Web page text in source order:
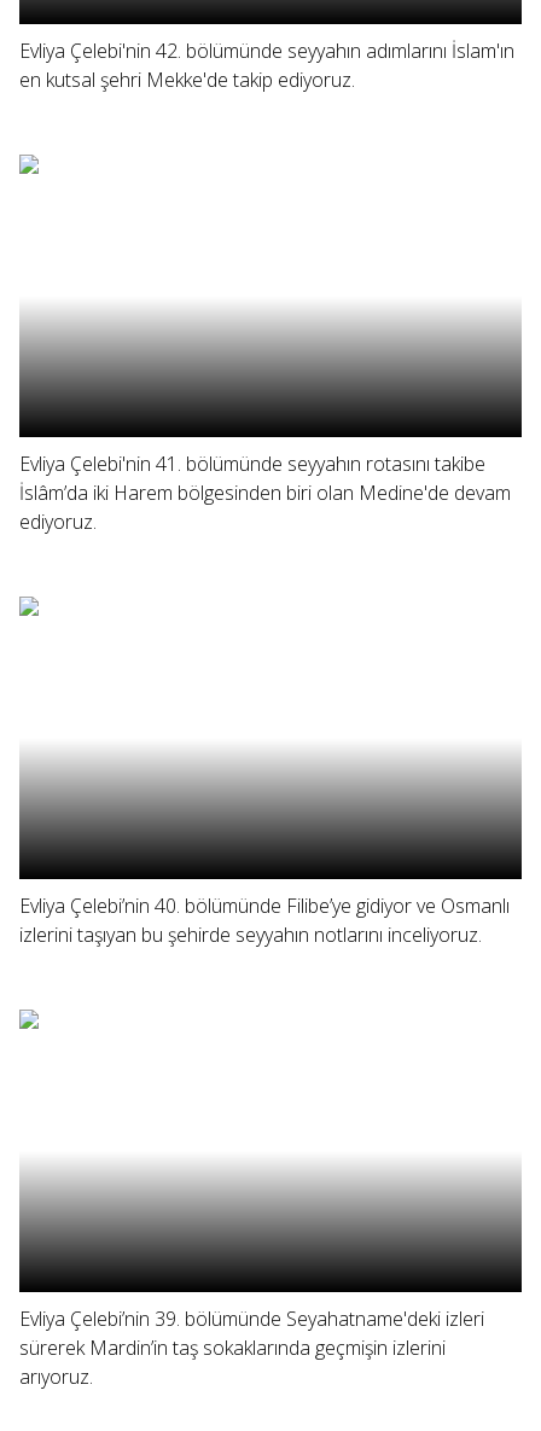
Evliya Çelebi'nin 42. bölümünde seyyahın adımlarını İslam'ın
en kutsal şehri Mekke'de takip ediyoruz.
Evliya Çelebi'nin 41. bölümünde seyyahın rotasını takibe
İslâm’da iki Harem bölgesinden biri olan Medine'de devam
ediyoruz.
Evliya Çelebi’nin 40. bölümünde Filibe’ye gidiyor ve Osmanlı
izlerini taşıyan bu şehirde seyyahın notlarını inceliyoruz.
Evliya Çelebi’nin 39. bölümünde Seyahatname'deki izleri
sürerek Mardin’in taş sokaklarında geçmişin izlerini
arıyoruz.